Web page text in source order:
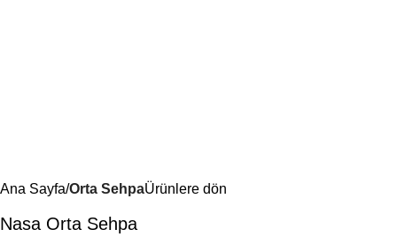
Ana Sayfa Orta SehpaÜrünlere dön
Nasa Orta Sehpa